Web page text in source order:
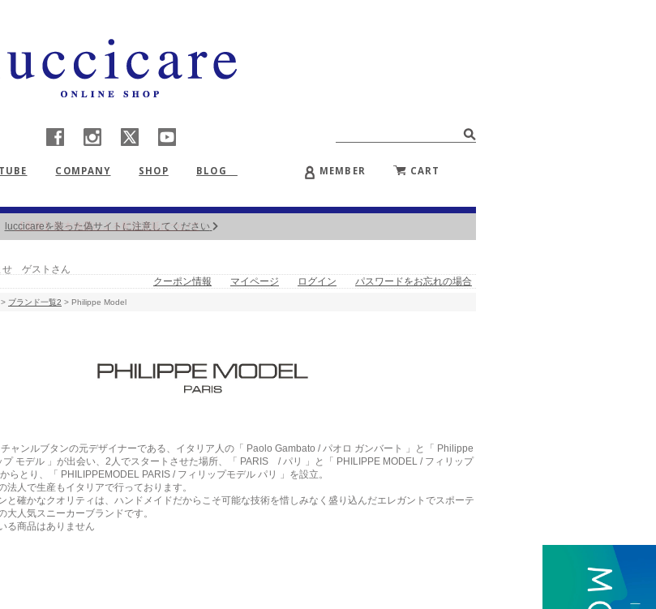
COMPANY SHOP BLOG MEMBER CART
【重要】熊本地震による配送遅延について
せ ゲストさん
クーポン情報
マイページ ログイン パスワードをお忘れの場合
> ブランド一覧2 > Philippe Model
ャンルブタンの元デザイナーである、イタリア人の「 Paolo Gambato / パオロ ガンバート 」と「 Philippe
プ モデル 」が出会い、2人でスタートさせた場所、「 PARIS / パリ 」と「 PHILIPPE MODEL / フィリップ
らとり、「 PHILIPPEMODEL PARIS / フィリップモデル パリ 」を設立。
法人で生産もイタリアで行っております。
と確かなクオリティは、ハンドメイドだからこそ可能な技術を惜しみなく盛り込んだエレガントでスポーテ
大人気スニーカーブランドです。
る商品はありません